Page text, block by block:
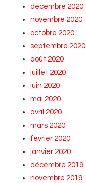
décembre 2020
novembre 2020
octobre 2020
septembre 2020
août 2020
juillet 2020
juin 2020
mai 2020
avril 2020
mars 2020
février 2020
janvier 2020
décembre 2019
novembre 2019